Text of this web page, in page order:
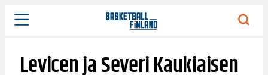
Siirry
sisältöön
Levicen ja Severi Kaukiaisen